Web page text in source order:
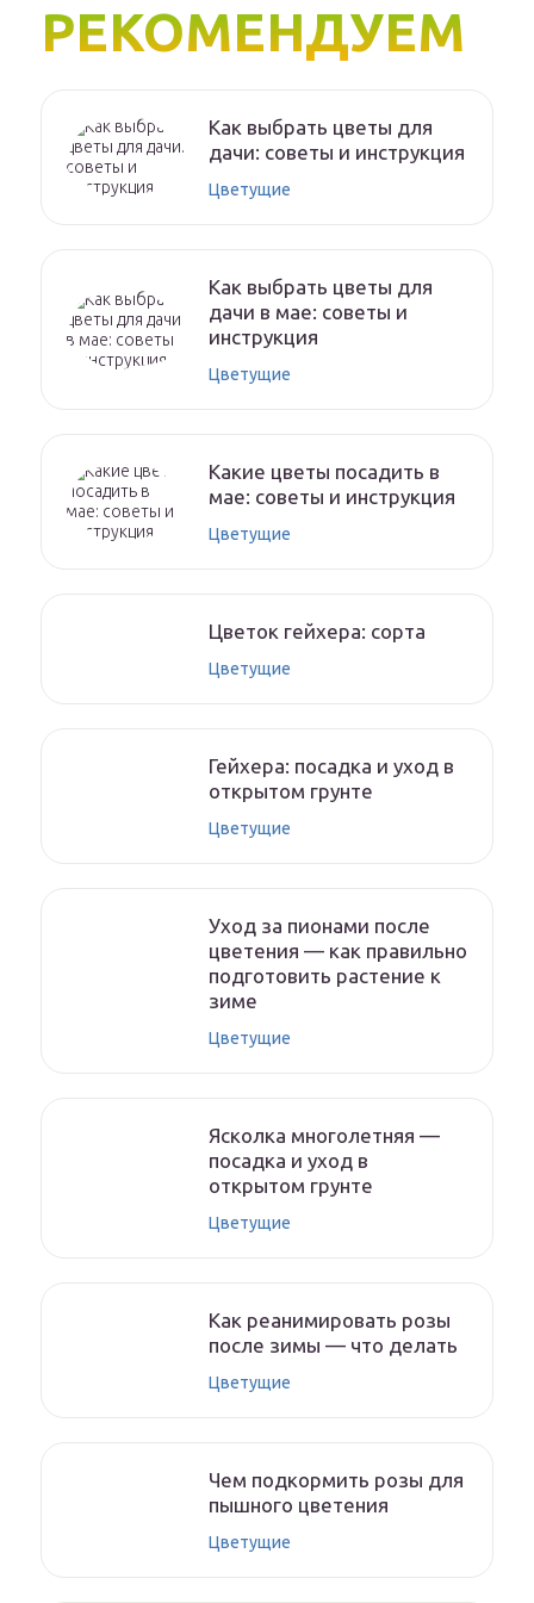
РЕКОМЕНДУЕМ
Как выбрать цветы для
дачи: советы и инструкция
Цветущие
Как выбрать цветы для
дачи в мае: советы и
инструкция
Цветущие
Какие цветы посадить в
мае: советы и инструкция
Цветущие
Цветок гейхера: сорта
Цветущие
Гейхера: посадка и уход в
открытом грунте
Цветущие
Уход за пионами после
цветения — как правильно
подготовить растение к
зиме
Цветущие
Ясколка многолетняя —
посадка и уход в
открытом грунте
Цветущие
Как реанимировать розы
после зимы — что делать
Цветущие
Чем подкормить розы для
пышного цветения
Цветущие